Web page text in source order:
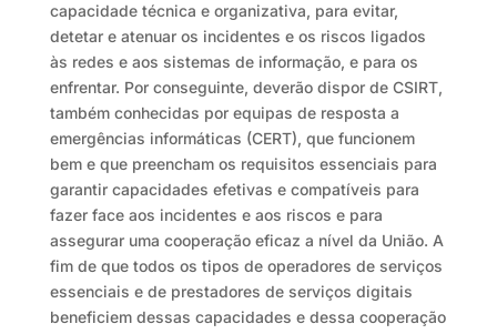
capacidade técnica e organizativa, para evitar,
detetar e atenuar os incidentes e os riscos ligados
às redes e aos sistemas de informação, e para os
enfrentar. Por conseguinte, deverão dispor de CSIRT,
também conhecidas por equipas de resposta a
emergências informáticas (CERT), que funcionem
bem e que preencham os requisitos essenciais para
garantir capacidades efetivas e compatíveis para
fazer face aos incidentes e aos riscos e para
assegurar uma cooperação eficaz a nível da União. A
fim de que todos os tipos de operadores de serviços
essenciais e de prestadores de serviços digitais
beneficiem dessas capacidades e dessa cooperação